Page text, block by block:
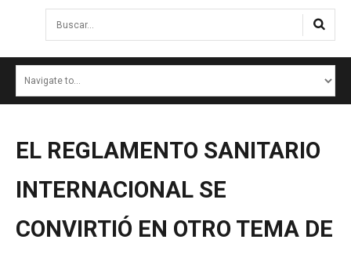
Buscar...
NOTICIAS
NOTICIAS MEDICAMENTOS
CONTACTO
EL REGLAMENTO SANITARIO
INTERNACIONAL SE
CONVIRTIÓ EN OTRO TEMA DE